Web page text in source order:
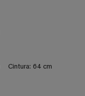
Cintura: 64 cm